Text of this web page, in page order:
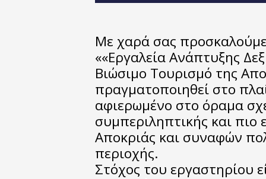
Με χαρά σας
««Εργαλεία Ανάπτυξης
Βιώσιμο Τουρισμό της
πραγματοποιηθεί στο
αφιερωμένο στο όραμα
συμπεριληπτικής και πιο
Αποκριάς και συναφών
περιοχής.
Στόχος του εργαστηρίου